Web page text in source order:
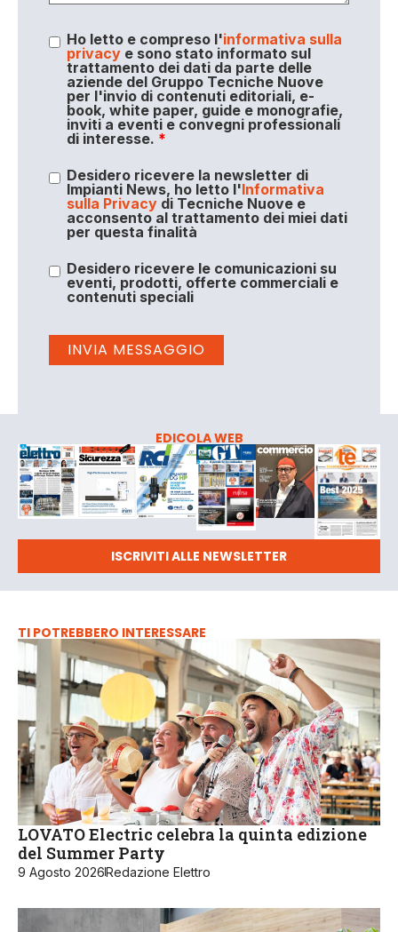
Ho letto e compreso l'informativa sulla
privacye sono stato informato sul
trattamento dei dati da parte delle
aziende del Gruppo Tecniche Nuove
per l'invio di contenuti editoriali, e-
book, white paper, guide e monografie,
inviti a eventi e convegni professionali
di interesse. *
Desidero ricevere la newsletter di
Impianti News, ho letto l'Informativa
sulla Privacydi Tecniche Nuove e
acconsento al trattamento dei miei dati
per questa finalità
Desidero ricevere le comunicazioni su
eventi, prodotti, offerte commerciali e
contenuti speciali
EDICOLA WEB
ISCRIVITI ALLE NEWSLETTER
TI POTREBBERO INTERESSARE
LOVATO Electric celebra la quinta edizione
del Summer Party
9 Agosto 2026Redazione Elettro